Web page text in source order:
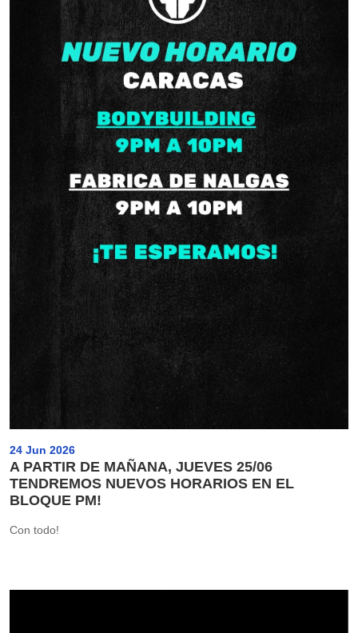
24 Jun 2026
A PARTIR DE MAÑANA, JUEVES 25/06
TENDREMOS NUEVOS HORARIOS EN EL
BLOQUE PM!
Con todo!